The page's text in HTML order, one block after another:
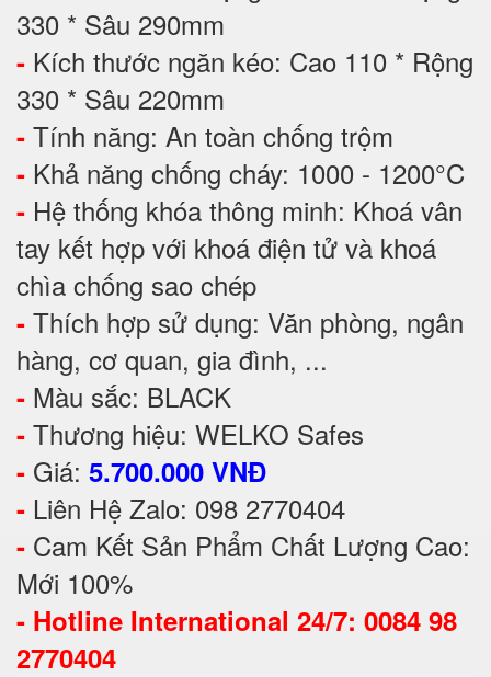
330 * Sâu 290mm
- Kích thước ngăn kéo: Cao 110 * Rộng
330 * Sâu 220mm
- Tính năng: An toàn chống trộm
- Khả năng chống cháy: 1000 - 1200°C
- Hệ thống khóa thông minh: Khoá vân
tay kết hợp với khoá điện tử và khoá
chìa chống sao chép
- Thích hợp sử dụng: Văn phòng, ngân
hàng, cơ quan, gia đình, ...
- Màu sắc: BLACK
- Thương hiệu: WELKO Safes
- Giá: 5.700.000 VNĐ
- Liên Hệ Zalo: 098 2770404
- Cam Kết Sản Phẩm Chất Lượng Cao:
Mới 100%
- Hotline International 24/7: 0084 98
2770404